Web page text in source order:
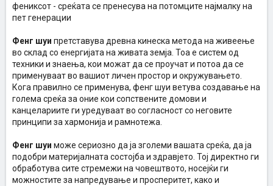
фениксот - среќата се пренесува на потомците најмалку на
пет генерации
Фенг шуи претставува древна кинеска метода на живеење
во склад со енергијата на живата земја. Тоа е систем од
техники и знаења, кои можат да се проучат и потоа да се
применуваат во вашиот личен простор и окружувањето.
Кога правилно се применува, фенг шуи ветува создавање на
голема среќа за оние кои сопствените домови и
канцелариите ги уредуваат во согласност со неговите
принципи за хармонија и рамнотежа.
Фенг шуи може сериозно да ја зголеми вашата среќа, да ја
подобри материјалната состојба и здравјето. Тој директно ги
обработува сите стремежи на човештвото, носејќи ги
можностите за напредување и просперитет, како и